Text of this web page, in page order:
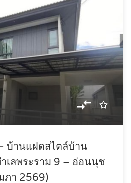
บ้านแฝดสไตล์บ้าน
เลพระราม 9 – อ่อนนุช
ภา 2569)